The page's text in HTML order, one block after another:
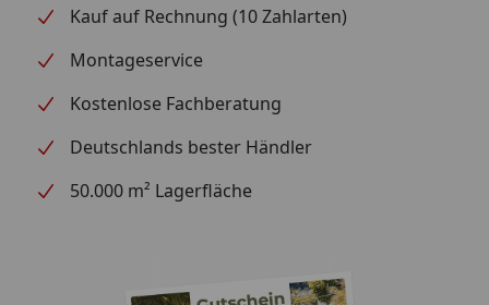
Kauf auf Rechnung (10 Zahlarten)
Montageservice
Kostenlose Fachberatung
Deutschlands bester Händler
50.000 m² Lagerfläche